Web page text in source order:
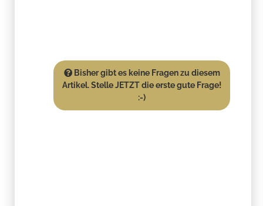
Bisher gibt es keine Fragen zu diesem
Artikel. Stelle JETZT die erste gute Frage!
:-)